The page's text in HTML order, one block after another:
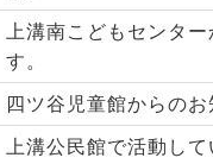
上溝南こどもセンタ
す。
四ツ谷児童館からの
上溝公民館で活動し